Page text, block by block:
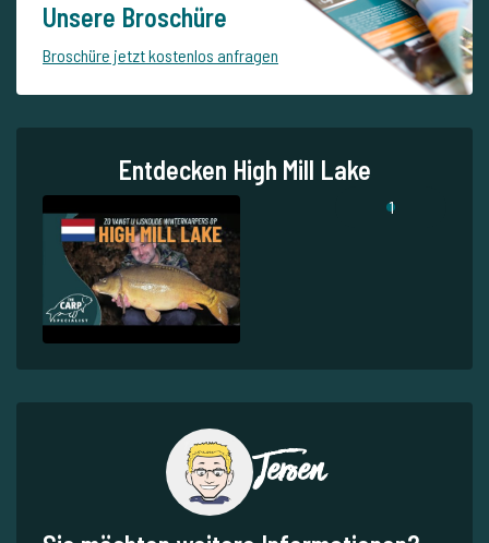
Unsere Broschüre
Broschüre jetzt kostenlos anfragen
Entdecken High Mill Lake
1
Jeroen